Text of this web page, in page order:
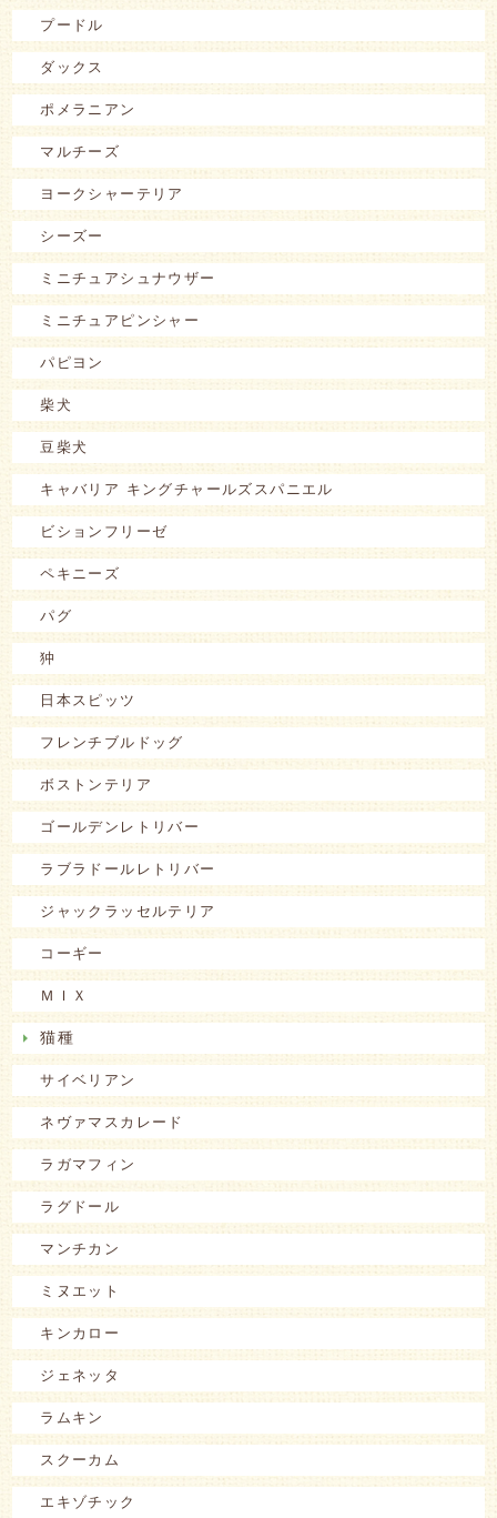
プードル
ダックス
ポメラニアン
マルチーズ
ヨークシャーテリア
シーズー
ミニチュアシュナウザー
ミニチュアピンシャー
パピヨン
柴犬
豆柴犬
キャバリア キングチャールズスパニエル
ビションフリーゼ
ペキニーズ
パグ
狆
日本スピッツ
フレンチブルドッグ
ボストンテリア
ゴールデンレトリバー
ラブラドールレトリバー
ジャックラッセルテリア
コーギー
ＭＩＸ
猫種
サイベリアン
ネヴァマスカレード
ラガマフィン
ラグドール
マンチカン
ミヌエット
キンカロー
ジェネッタ
ラムキン
スクーカム
エキゾチック